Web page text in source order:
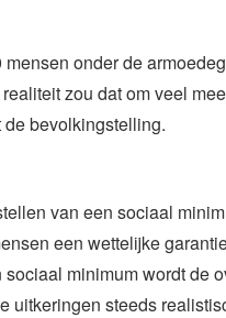
onder de
zou dat om veel
bevolkingstelling.
van een sociaal
een wettelijke
minimum wordt de
uitkeringen steeds